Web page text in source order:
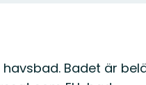
Badet är